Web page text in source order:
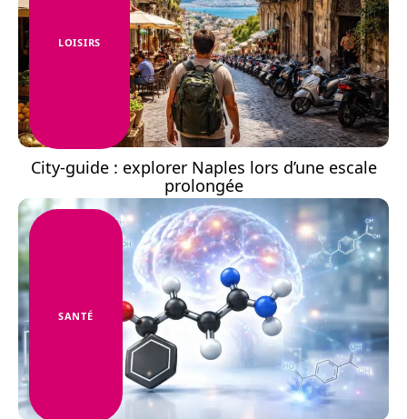
LOISIRS
City-guide : explorer Naples lors d’une escale
prolongée
SANTÉ